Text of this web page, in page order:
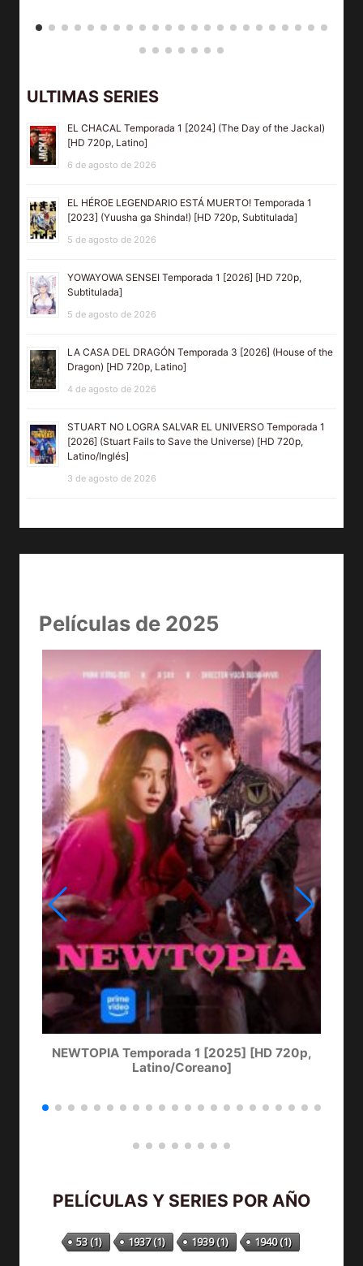
ULTIMAS SERIES
EL CHACAL Temporada 1 [2024] (The Day of the Jackal)
[HD 720p, Latino]
6 de agosto de 2026
EL HÉROE LEGENDARIO ESTÁ MUERTO! Temporada 1
[2023] (Yuusha ga Shinda!) [HD 720p, Subtitulada]
5 de agosto de 2026
YOWAYOWA SENSEI Temporada 1 [2026] [HD 720p,
Subtitulada]
5 de agosto de 2026
LA CASA DEL DRAGÓN Temporada 3 [2026] (House of the
Dragon) [HD 720p, Latino]
4 de agosto de 2026
STUART NO LOGRA SALVAR EL UNIVERSO Temporada 1
[2026] (Stuart Fails to Save the Universe) [HD 720p,
Latino/Inglés]
3 de agosto de 2026
Películas de 2025
NEWTOPIA Temporada 1 [2025] [HD 720p,
Latino/Coreano]
PELÍCULAS Y SERIES POR AÑO
53(1) 1937(1) 1939(1) 1940(1)